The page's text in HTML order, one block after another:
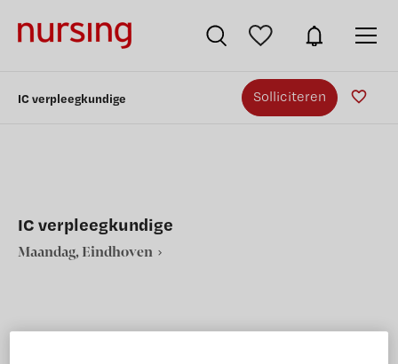
IC verpleegkundige Solliciteren
IC verpleegkundige
Maandag, Eindhoven